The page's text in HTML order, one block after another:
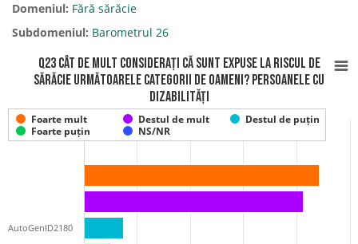
Domeniul: Fără sărăcie
Subdomeniul: Barometrul 26
Q23 Cât de mult considerați că sunt expuse la riscul de
sărăcie următoarele categorii de oameni? Persoanele cu
dizabilități
Foarte mult Destul de mult
Destul de puțin
Foarte puțin
NS/NR
AutoGenID2180